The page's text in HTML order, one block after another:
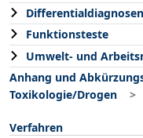
Differentialdiagnosen
Funktionsteste
Umwelt- und
Anhang und
Toxikologie/Drogen
Verfahren